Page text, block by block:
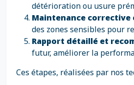
détérioration ou usure
Maintenance
des zones sensibles pour
Rapport détaillé et
futur, améliorer la
Ces étapes, réalisées par nos